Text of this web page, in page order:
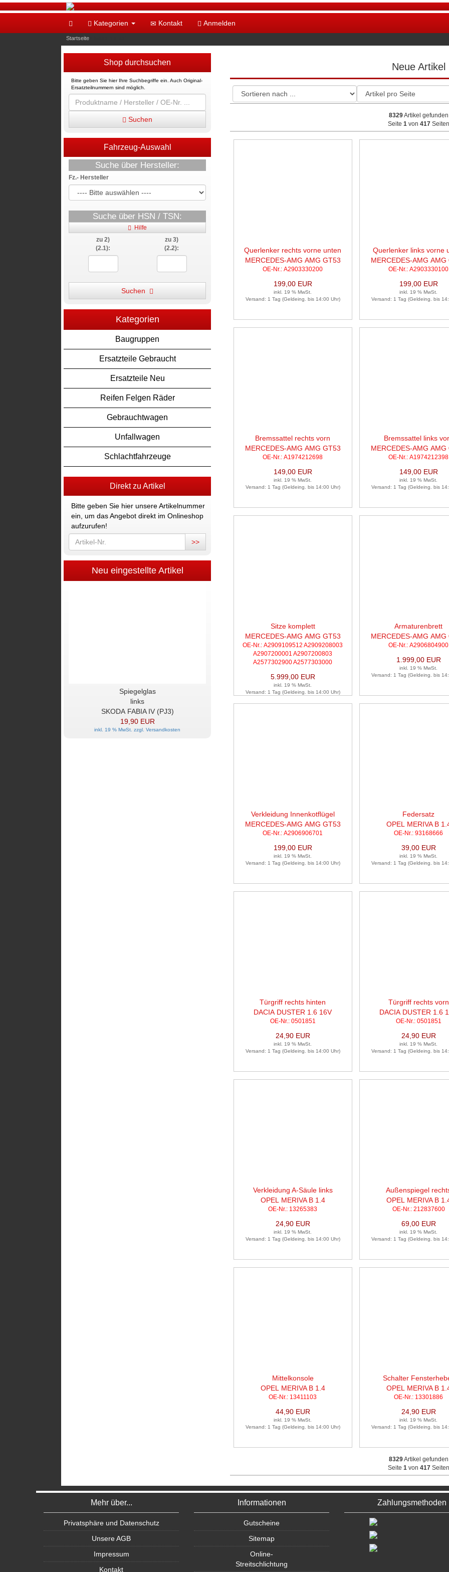
Kategorien Kontakt Anmelden
Startseite
Shop durchsuchen
Bitte geben Sie hier Ihre Suchbegriffe ein. Auch Original-
Ersatzteilnummern sind möglich.
Suchen
Fahrzeug-Auswahl
Suche über Hersteller:
Fz.- Hersteller
Suche über HSN / TSN:
Hilfe
zu 2)
(2.1):
zu 3)
(2.2):
Suchen
Kategorien
Baugruppen
Ersatzteile Gebraucht
Ersatzteile Neu
Reifen Felgen Räder
Gebrauchtwagen
Unfallwagen
Schlachtfahrzeuge
Direkt zu Artikel
Bitte geben Sie hier unsere Artikelnummer
ein, um das Angebot direkt im Onlineshop
aufzurufen!
>>
Neu eingestellte Artikel
Spiegelglas
links
SKODA FABIA IV (PJ3)
19,90 EUR
inkl. 19 % MwSt. zzgl.Versandkosten
Neue Artikel
8329Artikel gefunden
Seite 1von 417Seiten
Querlenker rechts vorne unten
MERCEDES-AMG AMG GT53
4MATIC
OE-Nr.: A2903330200
199,00 EUR
inkl. 19 % MwSt.
Versand: 1 Tag (Geldeing. bis 14:00 Uhr)
Querlenker links vorne
MERCEDES-AMG AMG
4MATIC
OE-Nr.: A2903330100
199,00 EUR
inkl. 19 % MwSt.
Versand: 1 Tag (Geldeing. bis
Bremssattel rechts vorn
MERCEDES-AMG AMG GT53
4MATIC
OE-Nr.: A1974212698
149,00 EUR
inkl. 19 % MwSt.
Versand: 1 Tag (Geldeing. bis 14:00 Uhr)
Bremssattel links
MERCEDES-AMG AMG
4MATIC
OE-Nr.: A1974212398
149,00 EUR
inkl. 19 % MwSt.
Versand: 1 Tag (Geldeing. bis
Sitze komplett
MERCEDES-AMG AMG GT53
4MATIC
OE-Nr.: A2909109512 A2909208003
A2907200001 A2907200803
A2577302900 A2577303000
5.999,00 EUR
inkl. 19 % MwSt.
Versand: 1 Tag (Geldeing. bis 14:00 Uhr)
Armaturenbrett
MERCEDES-AMG AMG
4MATIC
OE-Nr.: A2906804900
1.999,00 EUR
inkl. 19 % MwSt.
Versand: 1 Tag (Geldeing. bis
Verkleidung Innenkotflügel
MERCEDES-AMG AMG GT53
4MATIC
OE-Nr.: A2906906701
199,00 EUR
inkl. 19 % MwSt.
Versand: 1 Tag (Geldeing. bis 14:00 Uhr)
Federsatz
OPEL MERIVA B
OE-Nr.: 93168666
39,00 EUR
inkl. 19 % MwSt.
Versand: 1 Tag (Geldeing. bis
Türgriff rechts hinten
DACIA DUSTER 1.6 16V
OE-Nr.: 0501851
24,90 EUR
inkl. 19 % MwSt.
Versand: 1 Tag (Geldeing. bis 14:00 Uhr)
Türgriff rechts vorn
DACIA DUSTER 1.6
OE-Nr.: 0501851
24,90 EUR
inkl. 19 % MwSt.
Versand: 1 Tag (Geldeing. bis
Verkleidung A-Säule links
OPEL MERIVA B 1.4
OE-Nr.: 13265383
24,90 EUR
inkl. 19 % MwSt.
Versand: 1 Tag (Geldeing. bis 14:00 Uhr)
Außenspiegel
OPEL MERIVA B
OE-Nr.: 212837600
69,00 EUR
inkl. 19 % MwSt.
Versand: 1 Tag (Geldeing. bis
Mittelkonsole
OPEL MERIVA B 1.4
OE-Nr.: 13411103
44,90 EUR
inkl. 19 % MwSt.
Versand: 1 Tag (Geldeing. bis 14:00 Uhr)
Schalter
OPEL MERIVA B
OE-Nr.: 13301886
24,90 EUR
inkl. 19 % MwSt.
Versand: 1 Tag (Geldeing. bis
8329Artikel gefunden
Seite 1von 417Seiten
Mehr über...
Privatsphäre und Datenschutz
Unsere AGB
Impressum
Kontakt
Informationen
Gutscheine
Sitemap
Online-
Streitschlichtung
Zahlungsmethoden